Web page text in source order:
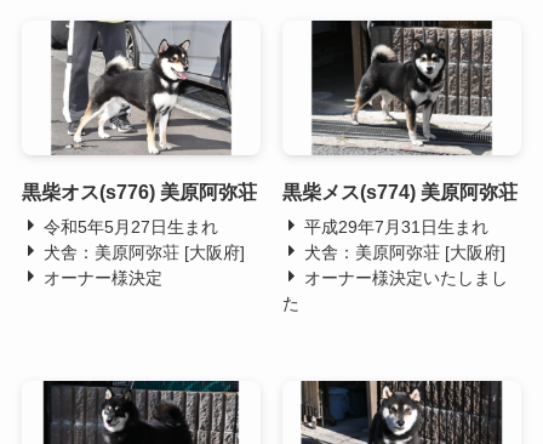
黒柴オス(s776) 美原阿弥荘
令和5年5月27日生まれ
犬舎：美原阿弥荘 [大阪府]
オーナー様決定
黒柴メス(s774) 美原阿弥荘
平成29年7月31日生まれ
犬舎：美原阿弥荘 [大阪府]
オーナー様決定いたしまし
た